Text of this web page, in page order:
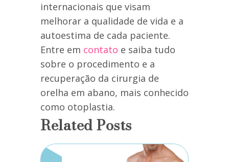
internacionais que visam
melhorar a qualidade de vida e a
autoestima de cada paciente.
Entre em contato e saiba tudo
sobre o procedimento e a
recuperação da cirurgia de
orelha em abano, mais conhecido
como otoplastia.
Related Posts